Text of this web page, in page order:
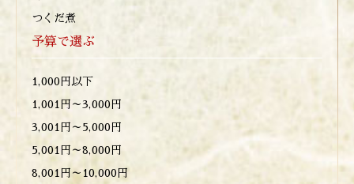
つくだ煮
予算で選ぶ
1,000円以下
1,001円～3,000円
3,001円～5,000円
5,001円～8,000円
8,001円～10,000円